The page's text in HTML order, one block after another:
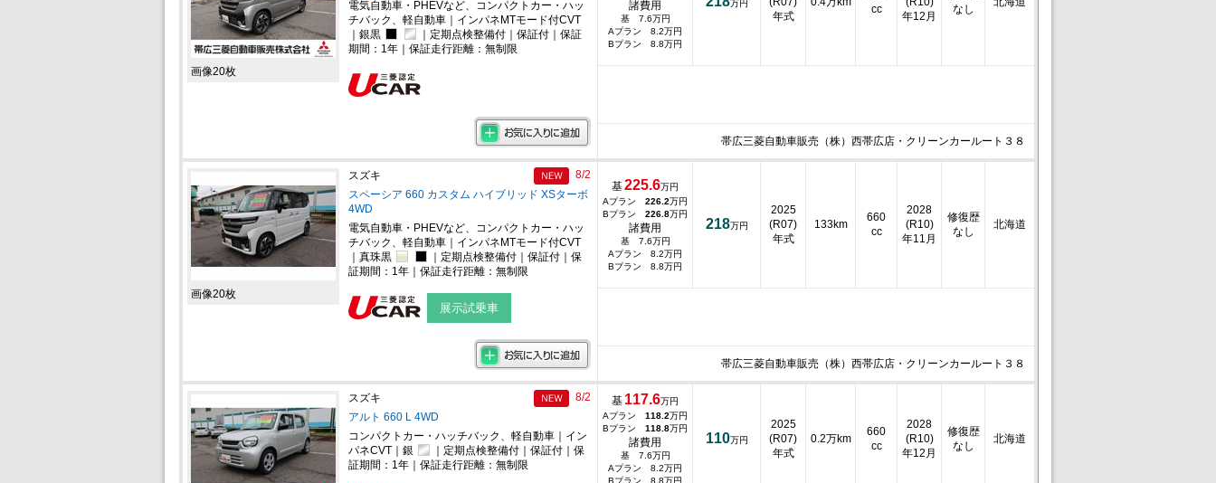
画像20枚
電気自動車・PHEVなど、コンパクトカー・ハッ
チバック、軽自動車｜インパネMTモード付CVT
｜銀黒
｜定期点検整備付｜保証付｜保証
期間：1年｜保証走行距離：無制限
諸費用
基 7.6万円
Aプラン 8.2万円
Bプラン 8.8万円
万円
年式
cc
年12月
なし
帯広三菱自動車販売（株）西帯広店・クリーンカールート３８
画像20枚
スズキ
スペーシア 660 カスタム ハイブリッド XSターボ
4WD
8/2
電気自動車・PHEVなど、コンパクトカー・ハッ
チバック、軽自動車｜インパネMTモード付CVT
｜真珠黒
｜定期点検整備付｜保証付｜保
証期間：1年｜保証走行距離：無制限
展示試乗車
基225.6万円
Aプラン 226.2万円
Bプラン 226.8万円
諸費用
基 7.6万円
Aプラン 8.2万円
Bプラン 8.8万円
218万円
2025
(R07)
年式
133km
660
cc
2028
(R10)
年11月
修復歴
なし
北海道
帯広三菱自動車販売（株）西帯広店・クリーンカールート３８
スズキ
アルト 660 L 4WD
8/2
コンパクトカー・ハッチバック、軽自動車｜イン
パネCVT｜銀
｜定期点検整備付｜保証付｜保
証期間：1年｜保証走行距離：無制限
基 117.6万円
Aプラン 118.2万円
Bプラン 118.8万円
諸費用
基 7.6万円
Aプラン 8.2万円
Bプラン 8.8万円
110万円
2025
(R07)
年式
0.2万km
660
cc
2028
(R10)
年12月
修復歴
なし
北海道